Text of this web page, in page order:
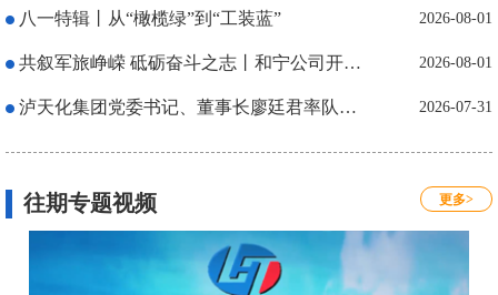
八一特辑丨从“橄榄绿”到“工装蓝” 2026-08-01
共叙军旅峥嵘 砥砺奋斗之志丨和宁公司开展八一”建军节座谈会 2026-08-01
泸天化集团党委书记、董事长廖廷君率队到和宁公司开展调研 2026-07-31
往期专题视频 更多>